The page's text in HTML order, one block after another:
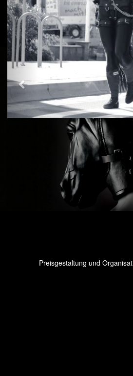
Preisgestaltung und